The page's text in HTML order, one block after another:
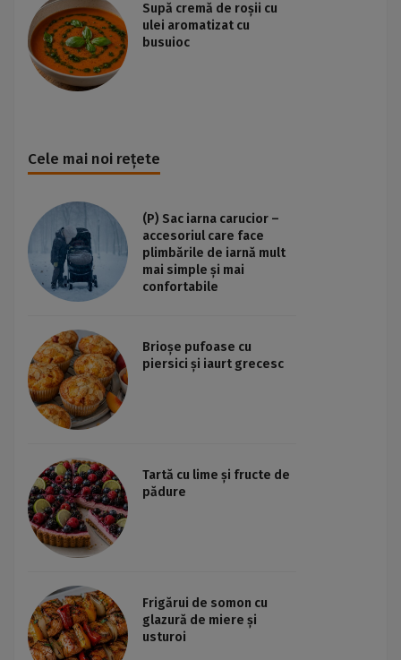
Supă cremă de roșii cu
ulei aromatizat cu
busuioc
Cele mai noi rețete
(P) Sac iarna carucior –
accesoriul care face
plimbările de iarnă mult
mai simple și mai
confortabile
Brioșe pufoase cu
piersici și iaurt grecesc
Tartă cu lime și fructe de
pădure
Frigărui de somon cu
glazură de miere și
usturoi